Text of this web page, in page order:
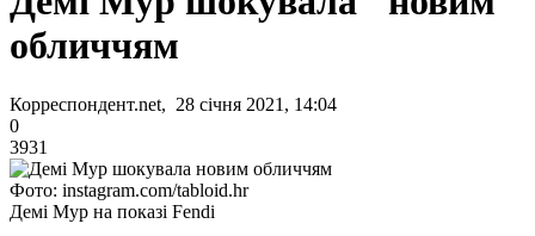
обличчям
Корреспондент.net, 28 січня 2021, 14:04
0
3931
Фото: instagram.com/tabloid.hr
Демі Мур на показі Fendi